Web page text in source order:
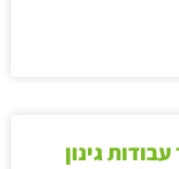
גינון